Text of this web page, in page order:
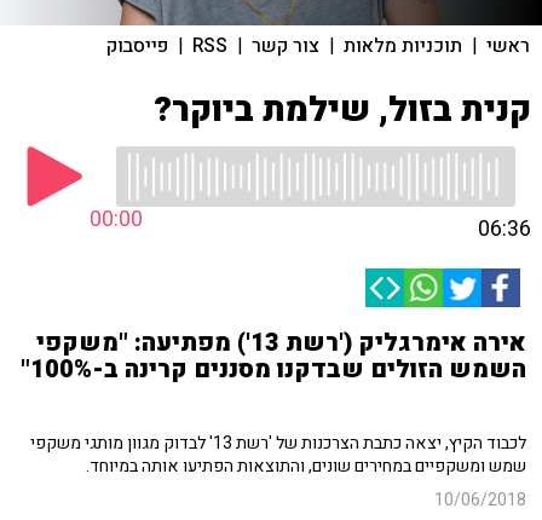
ראשי | תוכניות מלאות | צור קשר |
RSS
| פייסבוק
קנית בזול, שילמת ביוקר?
00:00 06:36
אירה אימרגליק ('רשת 13') מפתיעה: "משקפי
השמש הזולים שבדקנו מסננים קרינה ב-100%"
לכבוד הקיץ, יצאה כתבת הצרכנות של 'רשת 13' לבדוק מגוון מותגי משקפי
שמש ומשקפיים במחירים שונים, והתוצאות הפתיעו אותה במיוחד.
10/06/2018